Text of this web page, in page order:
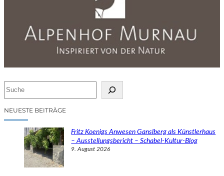
cNEUESTE BEITRÄGE
Fritz Koenigs Anwesen Ganslberg als Künstlerhaus
– Ausstellungsbericht – Schabel-Kultur-Blog
9. August 2026